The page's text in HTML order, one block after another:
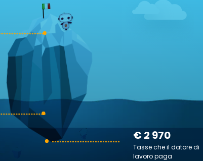
€ 2 970
Tasse che il datore di
lavoro paga